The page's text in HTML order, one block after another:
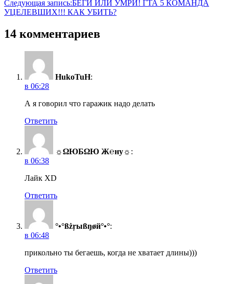
Следующая запись:БЕГИ ИЛИ УМРИ! ГТА 5 КОМАНДА
УЦЕЛЕВШИХ!!! КАК УБИТЬ?
14 комментариев
HukoTuH:
в 06:28
А я говорил что гаражик надо делать
Ответить
☼ΩЮБΩЮ Ж℮ну☼ :
в 06:38
Лайк XD
Ответить
°•°ßżŗыßŋøй°•°:
в 06:48
прикольно ты бегаешь, когда не хватает длины)))
Ответить